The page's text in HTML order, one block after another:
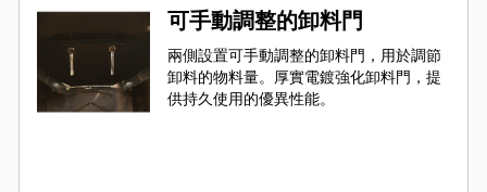
可手動調整的卸料門
兩側設置可手動調整的卸料門，用於調節
卸料的物料量。厚實電鍍強化卸料門，提
供持久使用的優異性能。